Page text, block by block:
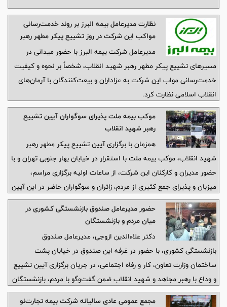
نظارت مدیرعامل بیمه البرز بر روند خدمت‌رسانی
مواکب این شرکت در روز تشییع پیکر مطهر رهبر
شهید انقلاب
مدیرعامل شرکت بیمه البرز با حضور میدانی در
مسیرهای تشییع پیکر مطهر رهبر شهید انقلاب، شخصاً بر نحوه و کیفیت
خدمت‌رسانی مواب این شرکت به عزاداران و بیعت‌کنندگان با آرمان‌های
انقلاب اسلامی نظارت کرد.
موکب بیمه ملت پذیرای سوگواران آیین تشییع
رهبر شهید انقلاب
همزمان با برگزاری آیین تشییع پیکر مطهر رهبر
شهید انقلاب، موکب بیمه ملت با استقرار در خیابان بهار جنوبی تهران و با
حضور مدیران و کارکنان این شرکت، از ساعات اولیه برگزاری مراسم،
میزبان و پذیرای جمع کثیری از مردم، زائران و سوگواران حاضر در این آیین
بود.
حضور مدیرعامل صندوق بازنشستگی کشوری در
میان مردم و بازنشستگان
دکتر علاءالدین ازوجی، مدیرعامل صندوق
بازنشستگی کشوری، با حضور در غرفه این صندوق در خیابان پشت
ساختمان وزارت تعاون، کار و رفاه اجتماعی، در جریان برگزاری آیین تشییع
و وداع با رهبر مجاهد و شهید انقلاب ضمن گفت‌وگو با مردم، بازنشستگان
و خانواده‌های آنان، از نزدیک در جریان روند خدمت‌رسانی قرار گرفت.
مجمع عمومی عادی سالیانه شرکت بیمه تجارت‌نو